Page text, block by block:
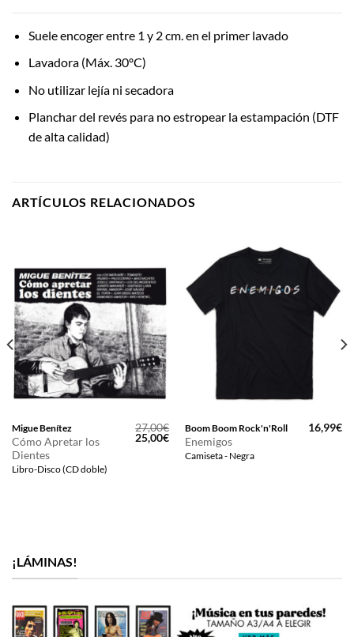
Suele encoger entre 1 y 2 cm. en el primer lavado
Lavadora (Máx. 30ºC)
No utilizar lejía ni secadora
Planchar del revés para no estropear la estampación (DTF
de alta calidad)
ARTÍCULOS RELACIONADOS
Migue Benítez
Cómo Apretar los
Dientes
Libro-Disco (CD doble)
27,00€
El
precio
25,00€El
precio
actual
Boom Boom Rock'n'Roll
Enemigos
Camiseta - Negra
16,99€
¡LÁMINAS!